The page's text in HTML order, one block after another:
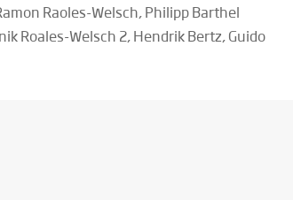
Raoles-Welsch, Philipp Barthel
Roales-Welsch 2, Hendrik Bertz, Guido